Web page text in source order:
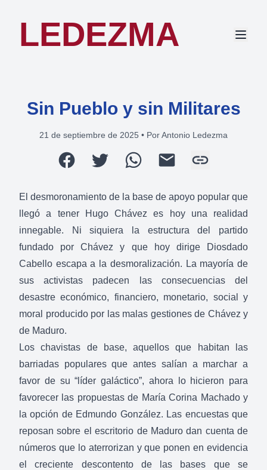
LEDEZMA
Sin Pueblo y sin Militares
21 de septiembre de 2025 • Por Antonio Ledezma
El desmoronamiento de la base de apoyo popular que
llegó a tener Hugo Chávez es hoy una realidad
innegable. Ni siquiera la estructura del partido
fundado por Chávez y que hoy dirige Diosdado
Cabello escapa a la desmoralización. La mayoría de
sus activistas padecen las consecuencias del
desastre económico, financiero, monetario, social y
moral producido por las malas gestiones de Chávez y
de Maduro.
Los chavistas de base, aquellos que habitan las
barriadas populares que antes salían a marchar a
favor de su “líder galáctico”, ahora lo hicieron para
favorecer las propuestas de María Corina Machado y
la opción de Edmundo González. Las encuestas que
reposan sobre el escritorio de Maduro dan cuenta de
números que lo aterrorizan y que ponen en evidencia
el creciente descontento de las bases que se